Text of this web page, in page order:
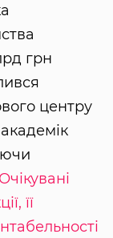
грн
центру
її